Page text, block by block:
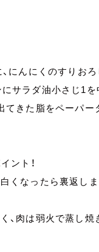
にんにくのすりおろ
サラダ油小さじ1
てきた脂をペーパ
ント！
くなったら裏返し
、肉は弱火で蒸し